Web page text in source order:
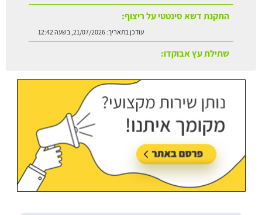
שתילת עץ אבוקדו:
עודכן בתאריך:21/07/2026, בשעה 13:24